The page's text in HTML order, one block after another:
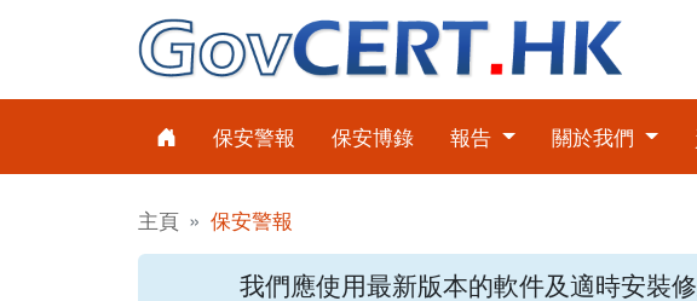
保安警報 保安博錄 報告 關於我們
主頁 保安警報
我們應使用最新版本的軟件及適時安裝